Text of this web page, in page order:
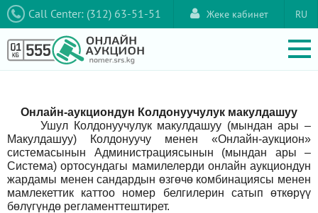
Call Center: (312) 63-51-51 RU
Жеке кабинет
Онлайн-аукциондун Колдонуучулук макулдашуу
Ушул Колдонуучулук макулдашуу (мындан ары –
Макулдашуу) Колдонуучу менен «Онлайн-аукцион»
системасынын Администрациясынын (мындан ары –
Система) ортосундагы мамилелерди онлайн аукциондун
жардамы менен сандардын өзгөчө комбинациясы менен
мамлекеттик каттоо номер белгилерин сатып өткөрүү
бөлүгүндө регламенттештирет.